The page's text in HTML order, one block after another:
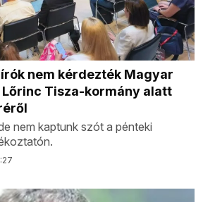
nem kérdezték Magyar
Tisza-kormány alatt
nem kaptunk szót a pénteki